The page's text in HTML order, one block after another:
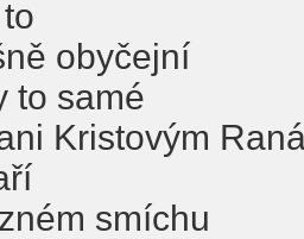
obyčejní
to samé
Kristovým
smíchu